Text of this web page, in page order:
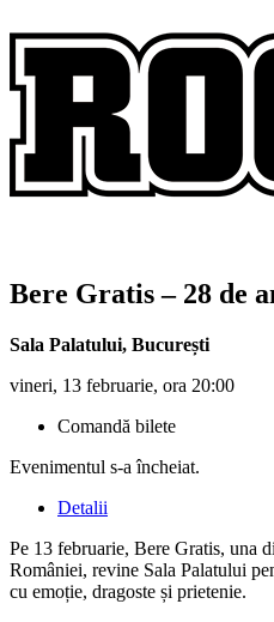
Bere Gratis– 28 de
Sala Palatului, București
vineri, 13 februarie, ora 20:00
Comandă bilete
Evenimentul s-a încheiat.
Detalii
Pe 13 februarie, Bere Gratis, una
României, revine Sala Palatului
cu emoție, dragoste și prietenie.